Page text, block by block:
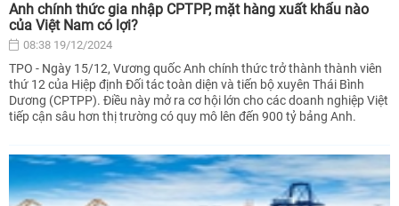
Anh chính thức gia nhập CPTPP, mặt hàng xuất khẩu nào
của Việt Nam có lợi?
08:38 19/12/2024
TPO - Ngày 15/12, Vương quốc Anh chính thức trở thành thành viên
thứ 12 của Hiệp định Đối tác toàn diện và tiến bộ xuyên Thái Bình
Dương (CPTPP). Điều này mở ra cơ hội lớn cho các doanh nghiệp Việt
tiếp cận sâu hơn thị trường có quy mô lên đến 900 tỷ bảng Anh.